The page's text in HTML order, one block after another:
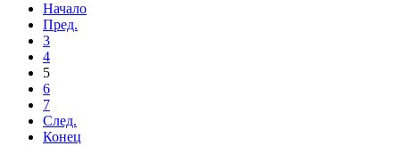
Начало
Пред.
3
4
5
6
7
След.
Конец